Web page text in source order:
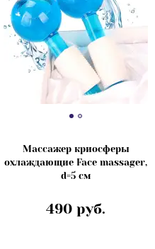
Массажер криосферы
охлаждающие Face massager,
d=5 см
490 руб.